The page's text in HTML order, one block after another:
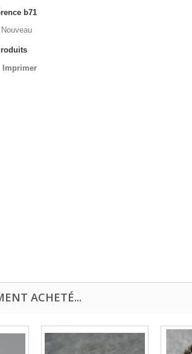
b71
Nouveau
Imprimer
ACHETÉ...